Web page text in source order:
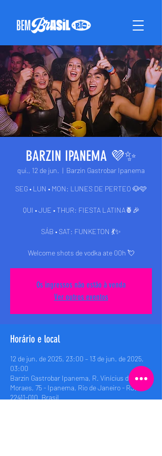
BARZIN IPANEMA 💜✨
qui., 12 de jun.
  |
Barzin Gastrobar Ipanema
SEG • LUN • MON: LUNES DE PERTEO 🐶🩷
QUI • JUE • THUR: FIESTA LATINA🍍🎉
SÁB • SAT: FUNKETON 💃✨
Welcome shots de vodka ate 00h 💘
Os ingressos não estão à venda
Ver outros eventos
Horário e local
12 de jun. de 2025, 23:00 – 13 de jun. de 2025,
03:00
Barzin Gastrobar Ipanema, R. Vinícius de
Moraes, 75 - Ipanema, Rio de Janeiro - RJ,
22411-010, Brasil